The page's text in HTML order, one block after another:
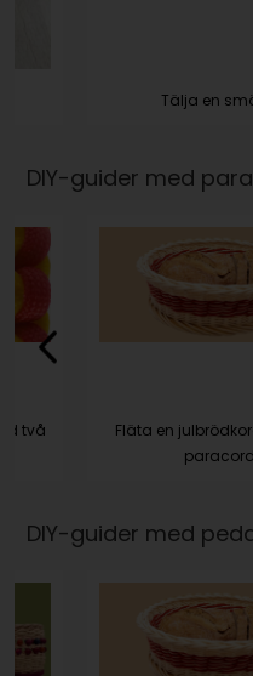
Tälja en
DIY-guider med
två
Fläta en
DIY-guider med